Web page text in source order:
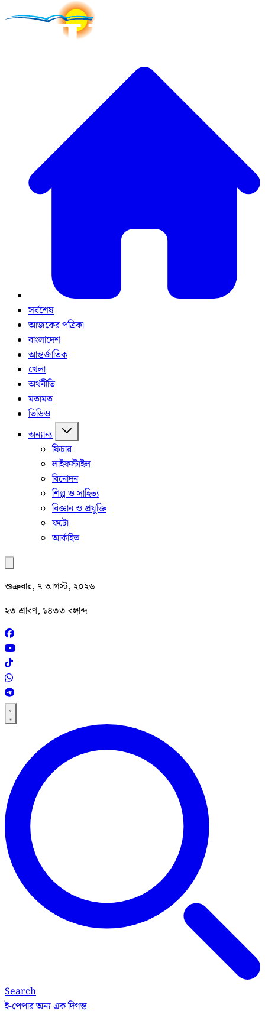
সর্বশেষ
আজকের পত্রিকা
বাংলাদেশ
আন্তর্জাতিক
খেলা
অর্থনীতি
মতামত
ভিডিও
অন্যান্য
ফিচার
লাইফস্টাইল
বিনোদন
শিল্প ও সাহিত্য
বিজ্ঞান ও প্রযুক্তি
ফটো
আর্কাইভ
শুক্রবার, ৭ আগস্ট, ২০২৬
২৩ শ্রাবণ, ১৪৩৩ বঙ্গাব্দ
Search
ই-পেপারঅন্য এক দিগন্ত